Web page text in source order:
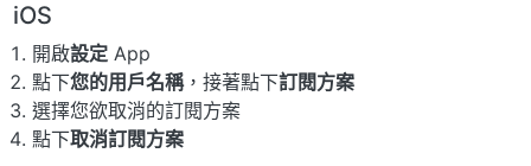
iOS
開啟設定 App
點下您的用戶名稱，接著點下訂閱方案
選擇您欲取消的訂閱方案
點下取消訂閱方案